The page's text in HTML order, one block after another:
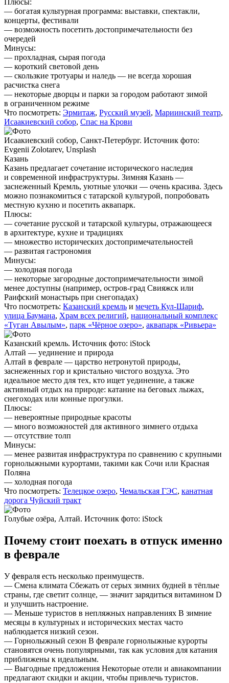
Плюсы:
— богатая культурная программа: выставки, спектакли,
концерты, фестивали
— возможность посетить достопримечательности без
очередей
Минусы:
— прохладная, сырая погода
— короткий световой день
— скользкие тротуары и наледь — не всегда хорошая
расчистка снега
— некоторые дворцы и парки за городом работают зимой
в ограниченном режиме
Что посмотреть: Эрмитаж, Русский музей, Мариинский театр,
Исаакиевский собор, Спас на Крови
Исаакиевский собор, Санкт-Петербург. Источник фото:
Evgenii Zolotarev, Unsplash
Казань
Казань предлагает сочетание исторического наследия
и современной инфраструктуры. Зимняя Казань —
заснеженный Кремль, уютные улочки — очень красива. Здесь
можно познакомиться с татарской культурой, попробовать
местную кухню и посетить аквапарк.
Плюсы:
— сочетание русской и татарской культуры, отражающееся
в архитектуре, кухне и традициях
— множество исторических достопримечательностей
— развитая гастрономия
Минусы:
— холодная погода
— некоторые загородные достопримечательности зимой
менее доступны (например, остров-град Свияжск или
Раифский монастырь при снегопадах)
Что посмотреть: Казанский кремль и мечеть Кул-Шариф,
улица Баумана, Храм всех религий, национальный комплекс
«Туган Авылым», парк «Чёрное озеро», аквапарк «Ривьера»
Казанский кремль. Источник фото: iStock
Алтай — уединение и природа
Алтай в феврале — царство нетронутой природы,
заснеженных гор и кристально чистого воздуха. Это
идеальное место для тех, кто ищет уединение, а также
активный отдых на природе: катание на беговых лыжах,
снегоходах или конные прогулки.
Плюсы:
— невероятные природные красоты
— много возможностей для активного зимнего отдыха
— отсутствие толп
Минусы:
— менее развитая инфраструктура по сравнению с крупными
горнолыжными курортами, такими как Сочи или Красная
Поляна
— холодная погода
Что посмотреть: Телецкое озеро, Чемальская ГЭС, канатная
дорога Чуйский тракт
Голубые озёра, Алтай. Источник фото: iStock
Почему стоит поехать в отпуск именно
в феврале
У февраля есть несколько преимуществ.
— Смена климата Сбежать от серых зимних будней в тёплые
страны, где светит солнце, — значит зарядиться витамином D
и улучшить настроение.
— Меньше туристов в непляжных направлениях В зимние
месяцы в культурных и исторических местах часто
наблюдается низкий сезон.
— Горнолыжный сезон В феврале горнолыжные курорты
становятся очень популярными, так как условия для катания
приближены к идеальным.
— Выгодные предложения Некоторые отели и авиакомпании
предлагают скидки и акции, чтобы привлечь туристов.